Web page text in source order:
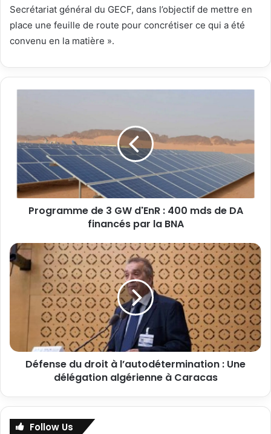
Secrétariat général du GECF, dans l’objectif de mettre en
place une feuille de route pour concrétiser ce qui a été
convenu en la matière ».
Programme de 3 GW d'EnR : 400 mds de DA
financés par la BNA
Défense du droit à l’autodétermination : Une
délégation algérienne à Caracas
Follow Us